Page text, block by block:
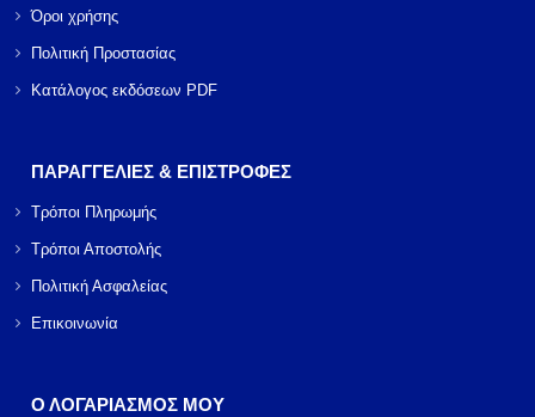
Όροι χρήσης
Πολιτική Προστασίας
Κατάλογος εκδόσεων PDF
ΠΑΡΑΓΓΕΛΙΕΣ & ΕΠΙΣΤΡΟΦΕΣ
Τρόποι Πληρωμής
Τρόποι Αποστολής
Πολιτική Ασφαλείας
Επικοινωνία
Ο ΛΟΓΑΡΙΑΣΜΟΣ ΜΟΥ